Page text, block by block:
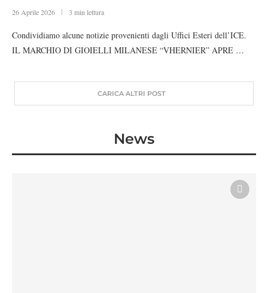
26 Aprile 2026 3 min lettura
Condividiamo alcune notizie provenienti dagli Uffici Esteri dell’ICE.
IL MARCHIO DI GIOIELLI MILANESE “VHERNIER” APRE …
CARICA ALTRI POST
News